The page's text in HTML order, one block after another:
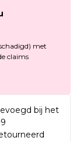
met
claims
bij het